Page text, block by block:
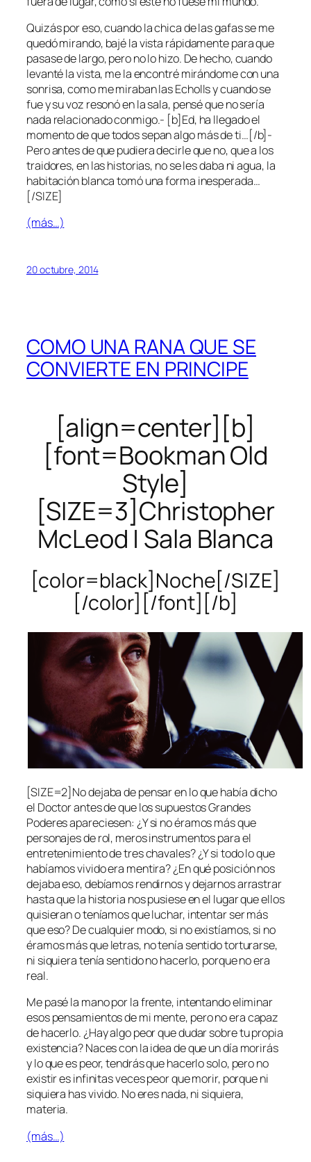
Quizás por eso, cuando la chica de las gafas se me
quedó mirando, bajé la vista rápidamente para que
pasase de largo, pero no lo hizo. De hecho, cuando
levanté la vista, me la encontré mirándome con una
sonrisa, como me miraban las Echolls y cuando se
fue y su voz resonó en la sala, pensé que no sería
nada relacionado conmigo.- [b]Ed, ha llegado el
momento de que todos sepan algo más de ti…[/b]-
Pero antes de que pudiera decirle que no, que a los
traidores, en las historias, no se les daba ni agua, la
habitación blanca tomó una forma inesperada…
[/SIZE]
(más…)
20 octubre, 2014
COMO UNA RANA QUE SE
CONVIERTE EN PRINCIPE
[align=center][b]
[font=Bookman Old
Style]
[SIZE=3]Christopher
McLeod | Sala Blanca
[color=black]Noche[/SIZE]
[/color][/font][/b]
[SIZE=2]No dejaba de pensar en lo que había dicho
el Doctor antes de que los supuestos Grandes
Poderes apareciesen: ¿Y si no éramos más que
personajes de rol, meros instrumentos para el
entretenimiento de tres chavales? ¿Y si todo lo que
habíamos vivido era mentira? ¿En qué posición nos
dejaba eso, debíamos rendirnos y dejarnos arrastrar
hasta que la historia nos pusiese en el lugar que ellos
quisieran o teníamos que luchar, intentar ser más
que eso? De cualquier modo, si no existíamos, si no
éramos más que letras, no tenía sentido torturarse,
ni siquiera tenía sentido no hacerlo, porque no era
real.
Me pasé la mano por la frente, intentando eliminar
esos pensamientos de mi mente, pero no era capaz
de hacerlo. ¿Hay algo peor que dudar sobre tu propia
existencia? Naces con la idea de que un día morirás
y lo que es peor, tendrás que hacerlo solo, pero no
existir es infinitas veces peor que morir, porque ni
siquiera has vivido. No eres nada, ni siquiera,
materia.
(más…)